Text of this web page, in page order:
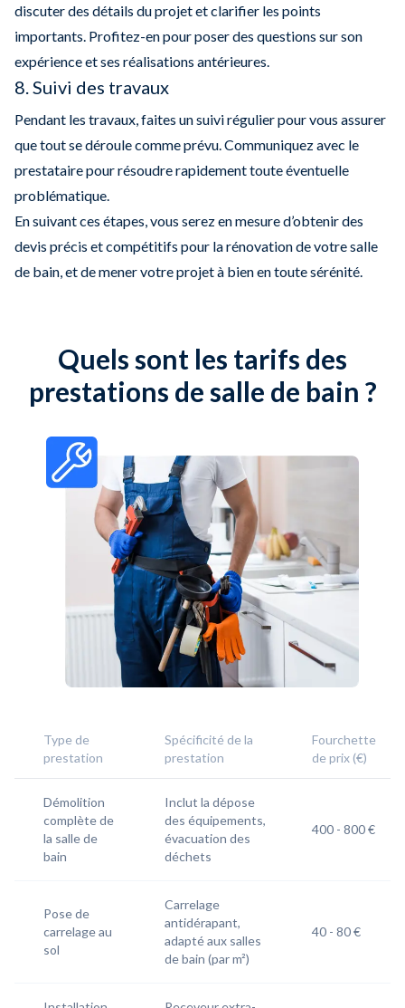
discuter des détails du projet et clarifier les points
importants. Profitez-en pour poser des questions sur son
expérience et ses réalisations antérieures.
8. Suivi des travaux
Pendant les travaux, faites un suivi régulier pour vous assurer
que tout se déroule comme prévu. Communiquez avec le
prestataire pour résoudre rapidement toute éventuelle
problématique.
En suivant ces étapes, vous serez en mesure d’obtenir des
devis précis et compétitifs pour la rénovation de votre salle
de bain, et de mener votre projet à bien en toute sérénité.
Quels sont les tarifs des
prestations de salle de bain ?
Type de
prestation
Spécificité de la
prestation
Fourchette
de prix (€)
Démolition
complète de
la salle de
bain
Inclut la dépose
des équipements,
évacuation des
déchets
400 - 800 €
Pose de
carrelage au
sol
Carrelage
antidérapant,
adapté aux salles
de bain (par m²)
40 - 80 €